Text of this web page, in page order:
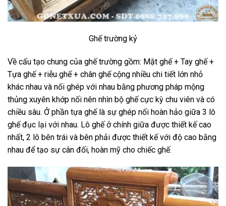
Ghế trường kỷ
Về cấu tạo chung của ghế trường gồm: Mặt ghế + Tay ghế +
Tựa ghế + riễu ghế + chân ghế cộng nhiều chi tiết lớn nhỏ
khác nhau và nối ghép với nhau bằng phương pháp mộng
thủng xuyên khớp nối nên nhìn bộ ghế cực kỳ chu viên và có
chiều sâu. Ở phần tựa ghế là sự ghép nối hoàn hảo giữa 3 lô
ghế đục lại với nhau. Lô ghế ở chính giữa được thiết kế cao
nhất, 2 lô bên trái và bên phải được thiết kế với độ cao bằng
nhau để tạo sự cân đối, hoàn mỹ cho chiếc ghế.